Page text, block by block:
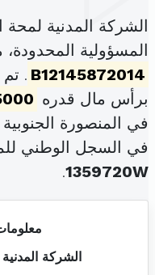
الشركة المدنية
المسؤولية
B12145872014
برأس مال قدره 5000
في المنصورة
في السجل الوطني
1359720W
.
الشركة